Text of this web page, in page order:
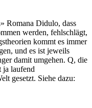
Romana Didulo, dass
werden, fehlschlägt,
kommt es immer
und es ist jeweils
damit umgehen. Q, die
ja laufend
gesetzt. Siehe dazu: